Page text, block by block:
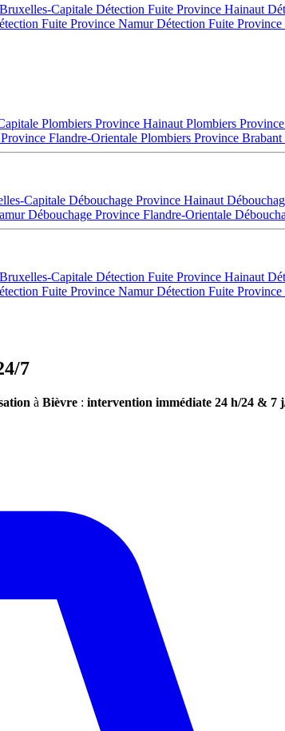
Capitale Détection Fuite Province Hainaut
Fuite Province NamurDétection Fuite
Plombiers Province Hainaut Plombiers
Flandre-Orientale Plombiers Province Brabant
Capitale Débouchage Province Hainaut
Débouchage Province Flandre-Orientale
Capitale Détection Fuite Province Hainaut
Fuite Province NamurDétection Fuite
7
à Bièvre : intervention immédiate 24 h/24 & 7